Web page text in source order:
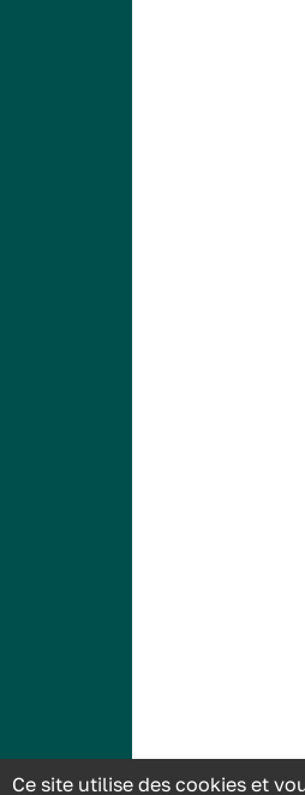
Ce site utilise des cookies et